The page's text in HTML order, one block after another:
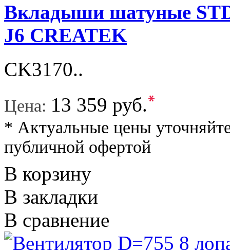
Вкладыши шатуные
J6 CREATEK
CK3170..
Цена: 13 359 руб.*
* Актуальные цены
публичной офертой
В корзину
В закладки
В сравнение